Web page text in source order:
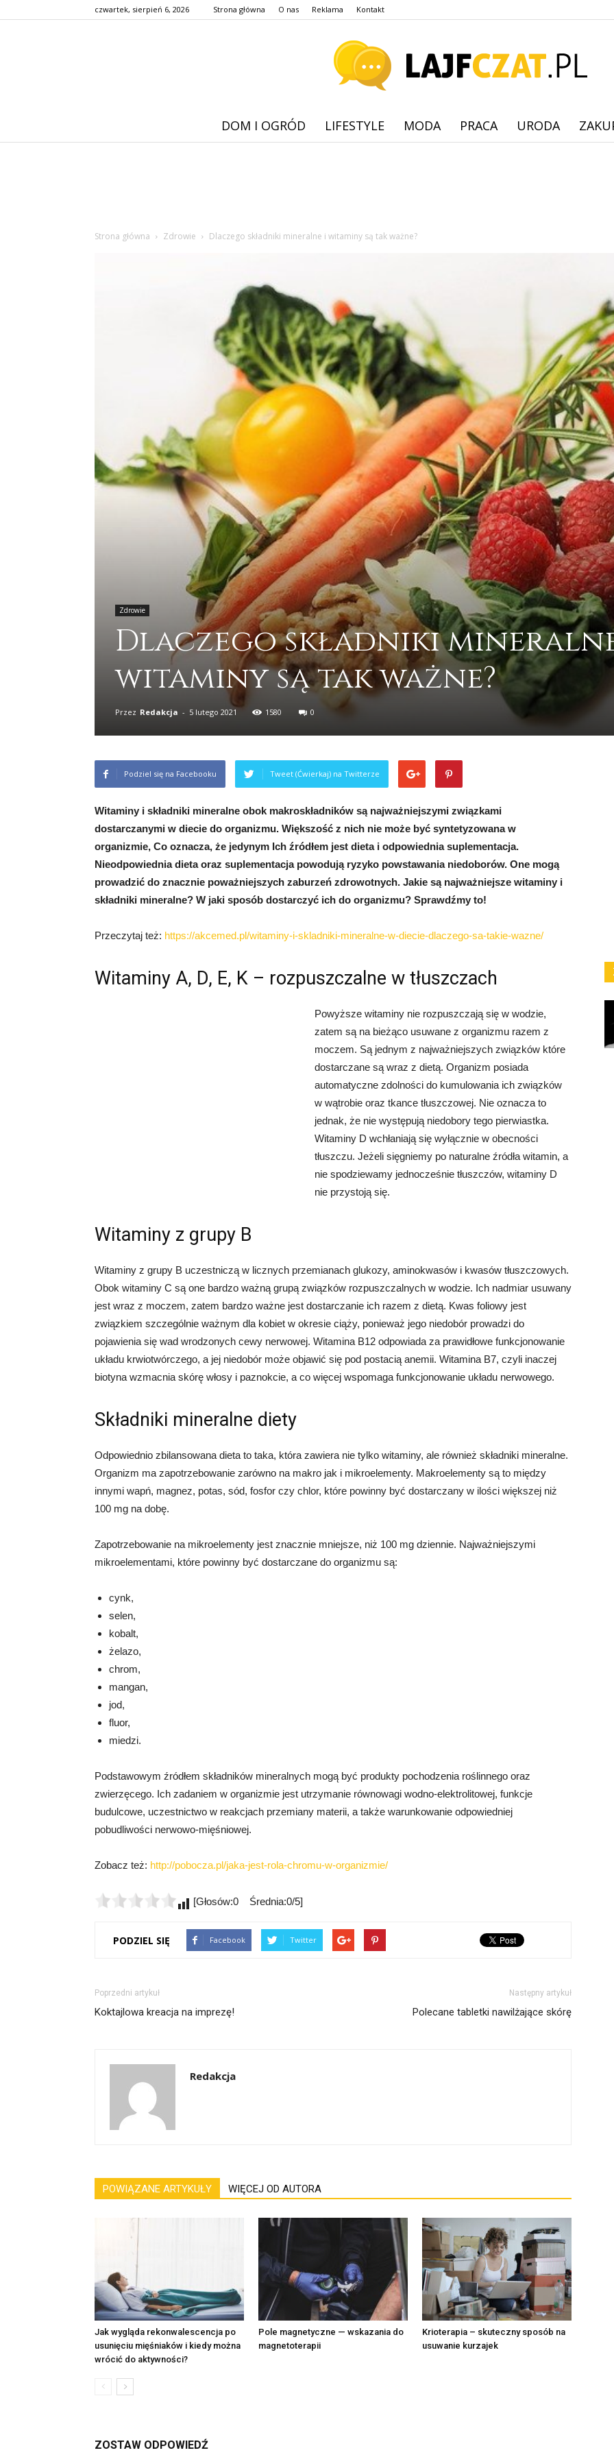
czwartek, sierpień 6, 2026 Strona główna O nas Reklama Kontakt
DOM I OGRÓD LIFESTYLE MODA PRACA URODA
Strona główna Zdrowie Dlaczego składniki mineralne i witaminy są tak ważne?
Zdrowie
Dlaczego składniki
witaminy są tak ważne?
Przez Redakcja - 5 lutego 2021 1580 0
Podziel się na Facebooku Tweet (Ćwierkaj) na Twitterze
Witaminy i składniki mineralne obok makroskładników są najważniejszymi związkami
dostarczanymi w diecie do organizmu. Większość z nich nie może być syntetyzowana w
organizmie, Co oznacza, że jedynym Ich źródłem jest dieta i odpowiednia suplementacja.
Nieodpowiednia dieta oraz suplementacja powodują ryzyko powstawania niedoborów. One mogą
prowadzić do znacznie poważniejszych zaburzeń zdrowotnych. Jakie są najważniejsze witaminy i
składniki mineralne? W jaki sposób dostarczyć ich do organizmu? Sprawdźmy to!
Przeczytaj też: https://akcemed.pl/witaminy-i-skladniki-mineralne-w-diecie-dlaczego-sa-takie-wazne/
Witaminy A, D, E, K – rozpuszczalne w tłuszczach
Powyższe witaminy nie rozpuszczają się w wodzie,
zatem są na bieżąco usuwane z organizmu razem z
moczem. Są jednym z najważniejszych związków które
dostarczane są wraz z dietą. Organizm posiada
automatyczne zdolności do kumulowania ich związków
w wątrobie oraz tkance tłuszczowej. Nie oznacza to
jednak, że nie występują niedobory tego pierwiastka.
Witaminy D wchłaniają się wyłącznie w obecności
tłuszczu. Jeżeli sięgniemy po naturalne źródła witamin, a
nie spodziewamy jednocześnie tłuszczów, witaminy D
nie przystoją się.
Witaminy z grupy B
Witaminy z grupy B uczestniczą w licznych przemianach glukozy, aminokwasów i kwasów tłuszczowych.
Obok witaminy C są one bardzo ważną grupą związków rozpuszczalnych w wodzie. Ich nadmiar usuwany
jest wraz z moczem, zatem bardzo ważne jest dostarczanie ich razem z dietą. Kwas foliowy jest
związkiem szczególnie ważnym dla kobiet w okresie ciąży, ponieważ jego niedobór prowadzi do
pojawienia się wad wrodzonych cewy nerwowej. Witamina B12 odpowiada za prawidłowe funkcjonowanie
układu krwiotwórczego, a jej niedobór może objawić się pod postacią anemii. Witamina B7, czyli inaczej
biotyna wzmacnia skórę włosy i paznokcie, a co więcej wspomaga funkcjonowanie układu nerwowego.
Składniki mineralne diety
Odpowiednio zbilansowana dieta to taka, która zawiera nie tylko witaminy, ale również składniki mineralne.
Organizm ma zapotrzebowanie zarówno na makro jak i mikroelementy. Makroelementy są to między
innymi wapń, magnez, potas, sód, fosfor czy chlor, które powinny być dostarczany w ilości większej niż
100 mg na dobę.
Zapotrzebowanie na mikroelementy jest znacznie mniejsze, niż 100 mg dziennie. Najważniejszymi
mikroelementami, które powinny być dostarczane do organizmu są:
cynk,
selen,
kobalt,
żelazo,
chrom,
mangan,
jod,
fluor,
miedzi.
Podstawowym źródłem składników mineralnych mogą być produkty pochodzenia roślinnego oraz
zwierzęcego. Ich zadaniem w organizmie jest utrzymanie równowagi wodno-elektrolitowej, funkcje
budulcowe, uczestnictwo w reakcjach przemiany materii, a także warunkowanie odpowiedniej
pobudliwości nerwowo-mięśniowej.
Zobacz też: http://pobocza.pl/jaka-jest-rola-chromu-w-organizmie/
[Głosów:0 Średnia:0/5]
PODZIEL SIĘ Facebook Twitter
Poprzedni artykuł
Koktajlowa kreacja na imprezę!
Następny artykuł
Polecane tabletki nawilżające skórę
Redakcja
POWIĄZANE ARTYKUŁY WIĘCEJ OD AUTORA
Jak wygląda rekonwalescencja po
usunięciu mięśniaków i kiedy można
wrócić do aktywności?
Pole magnetyczne — wskazania do
magnetoterapii
Krioterapia – skuteczny sposób na
usuwanie kurzajek
ZOSTAW ODPOWIEDŹ